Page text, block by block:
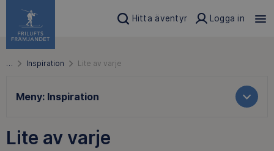
Hitta äventyr Logga in
… Inspiration Lite av varje
Meny: Inspiration
Lite av varje